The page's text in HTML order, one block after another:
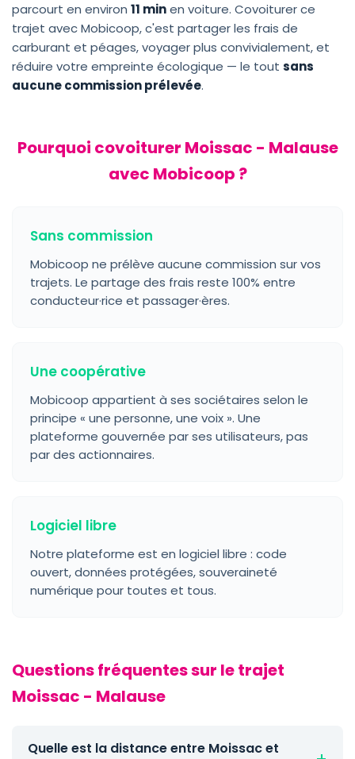
parcourt en environ 11 minen voiture. Covoiturer ce
trajet avec Mobicoop, c'est partager les frais de
carburant et péages, voyager plus convivialement, et
réduire votre empreinte écologique — le tout sans
aucune commission prélevée.
Pourquoi covoiturer Moissac - Malause
avec Mobicoop ?
Sans commission
Mobicoop ne prélève aucune commission sur vos
trajets. Le partage des frais reste 100% entre
conducteur·rice et passager·ères.
Une coopérative
Mobicoop appartient à ses sociétaires selon le
principe « une personne, une voix ». Une
plateforme gouvernée par ses utilisateurs, pas
par des actionnaires.
Logiciel libre
Notre plateforme est en logiciel libre : code
ouvert, données protégées, souveraineté
numérique pour toutes et tous.
Questions fréquentes sur le trajet
Moissac - Malause
Quelle est la distance entre Moissac et